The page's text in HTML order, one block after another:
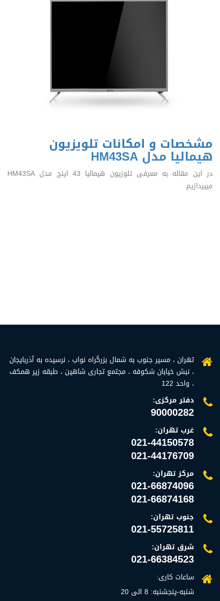
مشخصات و امکانات تلویزیون
هیمالیا مدل HM43SA
در این مقاله به معرفی تلوزیون هیمالیا 43 اینچ مدل HM43SA
میپردازیم
تهران ، مسیر جنوب به شمال بزرگراه نواب ، نرسیده به آذربایجان
، نبش خیابان شکوفه ، مجتمع تجاری شاهین ، طبقه زیر همکف
، واحد 122
دفتر مرکزی:
90000282
غرب تهران:
021-44150578
021-44176709
مرکز تهران:
021-66874096
021-66874168
جنوب تهران:
021-55725811
شرق تهران:
021-66384523
ساعات کاری:
شنبه-پنجشنبه: 8 الی 20